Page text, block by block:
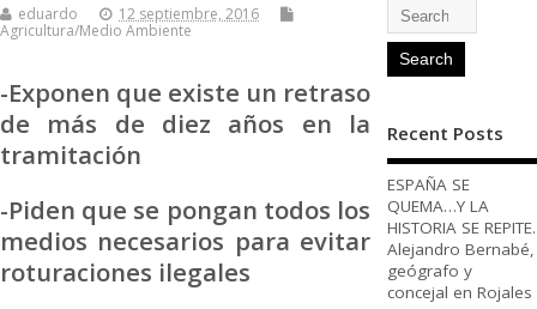
eduardo
12 septiembre, 2016
Agricultura/Medio Ambiente
-Exponen que existe un retraso
de más de diez años en la
tramitación
-Piden que se pongan todos los
medios necesarios para evitar
roturaciones ilegales
Recent Posts
ESPAÑA SE
QUEMA…Y LA
HISTORIA SE REPITE.
Alejandro Bernabé,
geógrafo y
concejal en Rojales